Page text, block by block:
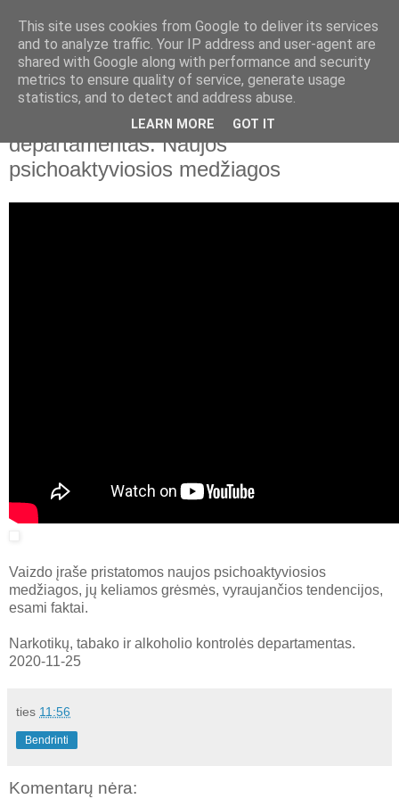
2020 m. lapkričio 25 d., trečiadienis
Narkotikų, tabako ir alkoholio kontrolės
departamentas. Naujos
psichoaktyviosios medžiagos
Vaizdo įraše pristatomos naujos psichoaktyviosios
medžiagos, jų keliamos grėsmės, vyraujančios tendencijos,
esami faktai.
Narkotikų, tabako ir alkoholio kontrolės departamentas.
2020-11-25
ties 11:56
Bendrinti
Komentarų nėra:
This site uses cookies from Google to deliver its services
and to analyze traffic. Your IP address and user-agent are
shared with Google along with performance and security
metrics to ensure quality of service, generate usage
statistics, and to detect and address abuse.
LEARN MORE GOT IT